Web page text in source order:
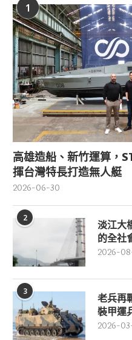
1
高雄造船、新竹運算，
揮台灣特長打造無人艇
2026-06-30
2
淡江大
的全社
2026-
3
老兵再
裝甲運
2026-